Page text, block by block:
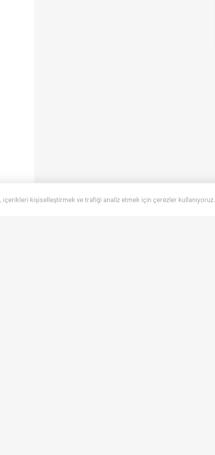
içerikleri kişiselleştirmek ve trafiği analiz etmek için çerezler kullanıyoruz.